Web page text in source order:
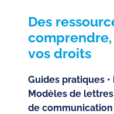
Des
vos droits
Guides pratiques •
Modèles de lettres
de